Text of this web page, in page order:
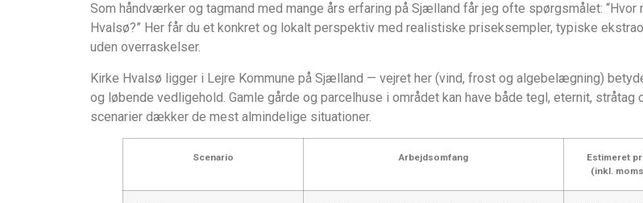
Som håndværker og tagmand med mange års erfaring på Sjælland får jeg ofte spørgsmålet:
Hvalsø?” Her får du et konkret og lokalt perspektiv med realistiske priseksempler, typiske
uden overraskelser.
Kirke Hvalsø ligger i Lejre Kommune på Sjælland — vejret her (vind, frost og algebelægning)
og løbende vedligehold. Gamle gårde og parcelhuse i området kan have både tegl, eternit,
scenarier dækker de mest almindelige situationer.
Scenario Arbejdsomfang
Estimeret
(inkl.